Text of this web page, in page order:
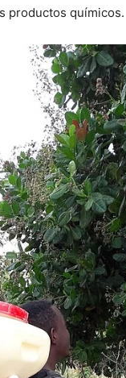
productos químicos.